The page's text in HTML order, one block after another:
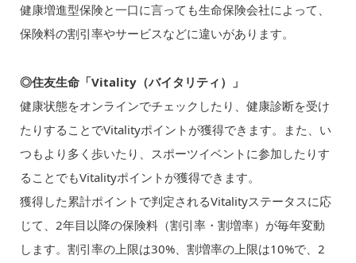
健康増進型保険と一口に言っても生命保険会社によって、
保険料の割引率やサービスなどに違いがあります。
◎住友生命「Vitality（バイタリティ）」
健康状態をオンラインでチェックしたり、健康診断を受け
たりすることでVitalityポイントが獲得できます。また、い
つもより多く歩いたり、スポーツイベントに参加したりす
ることでもVitalityポイントが獲得できます。
獲得した累計ポイントで判定されるVitalityステータスに応
じて、2年目以降の保険料（割引率・割増率）が毎年変動
します。割引率の上限は30%、割増率の上限は10%で、2